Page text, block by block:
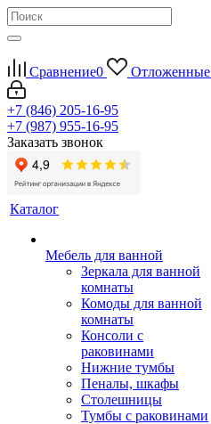
Сравнение0 Отложенные
+7 (846) 205-16-95
+7 (987) 955-16-95
Заказать звонок
Каталог
Мебель для ванной
Зеркала для ванной
комнаты
Комоды для ванной
комнаты
Консоли с
раковинами
Нижние тумбы
Пеналы, шкафы
Столешницы
Тумбы с раковинами